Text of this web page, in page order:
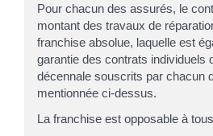
Pour chacun des assurés, le
montant des travaux de
franchise absolue, laquelle est
garantie des contrats individuels
décennale souscrits par chacun
mentionnée ci-dessus.
La franchise est opposable à